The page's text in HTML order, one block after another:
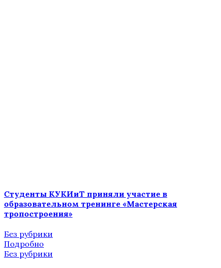
Студенты КУКИиТ приняли участие в
образовательном тренинге «Мастерская
тропостроения»
Без рубрики
Подробно
Без рубрики